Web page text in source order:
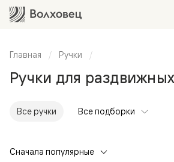
Главная Ручки
Ручки для
Все ручки Все подборки
Сначала популярные